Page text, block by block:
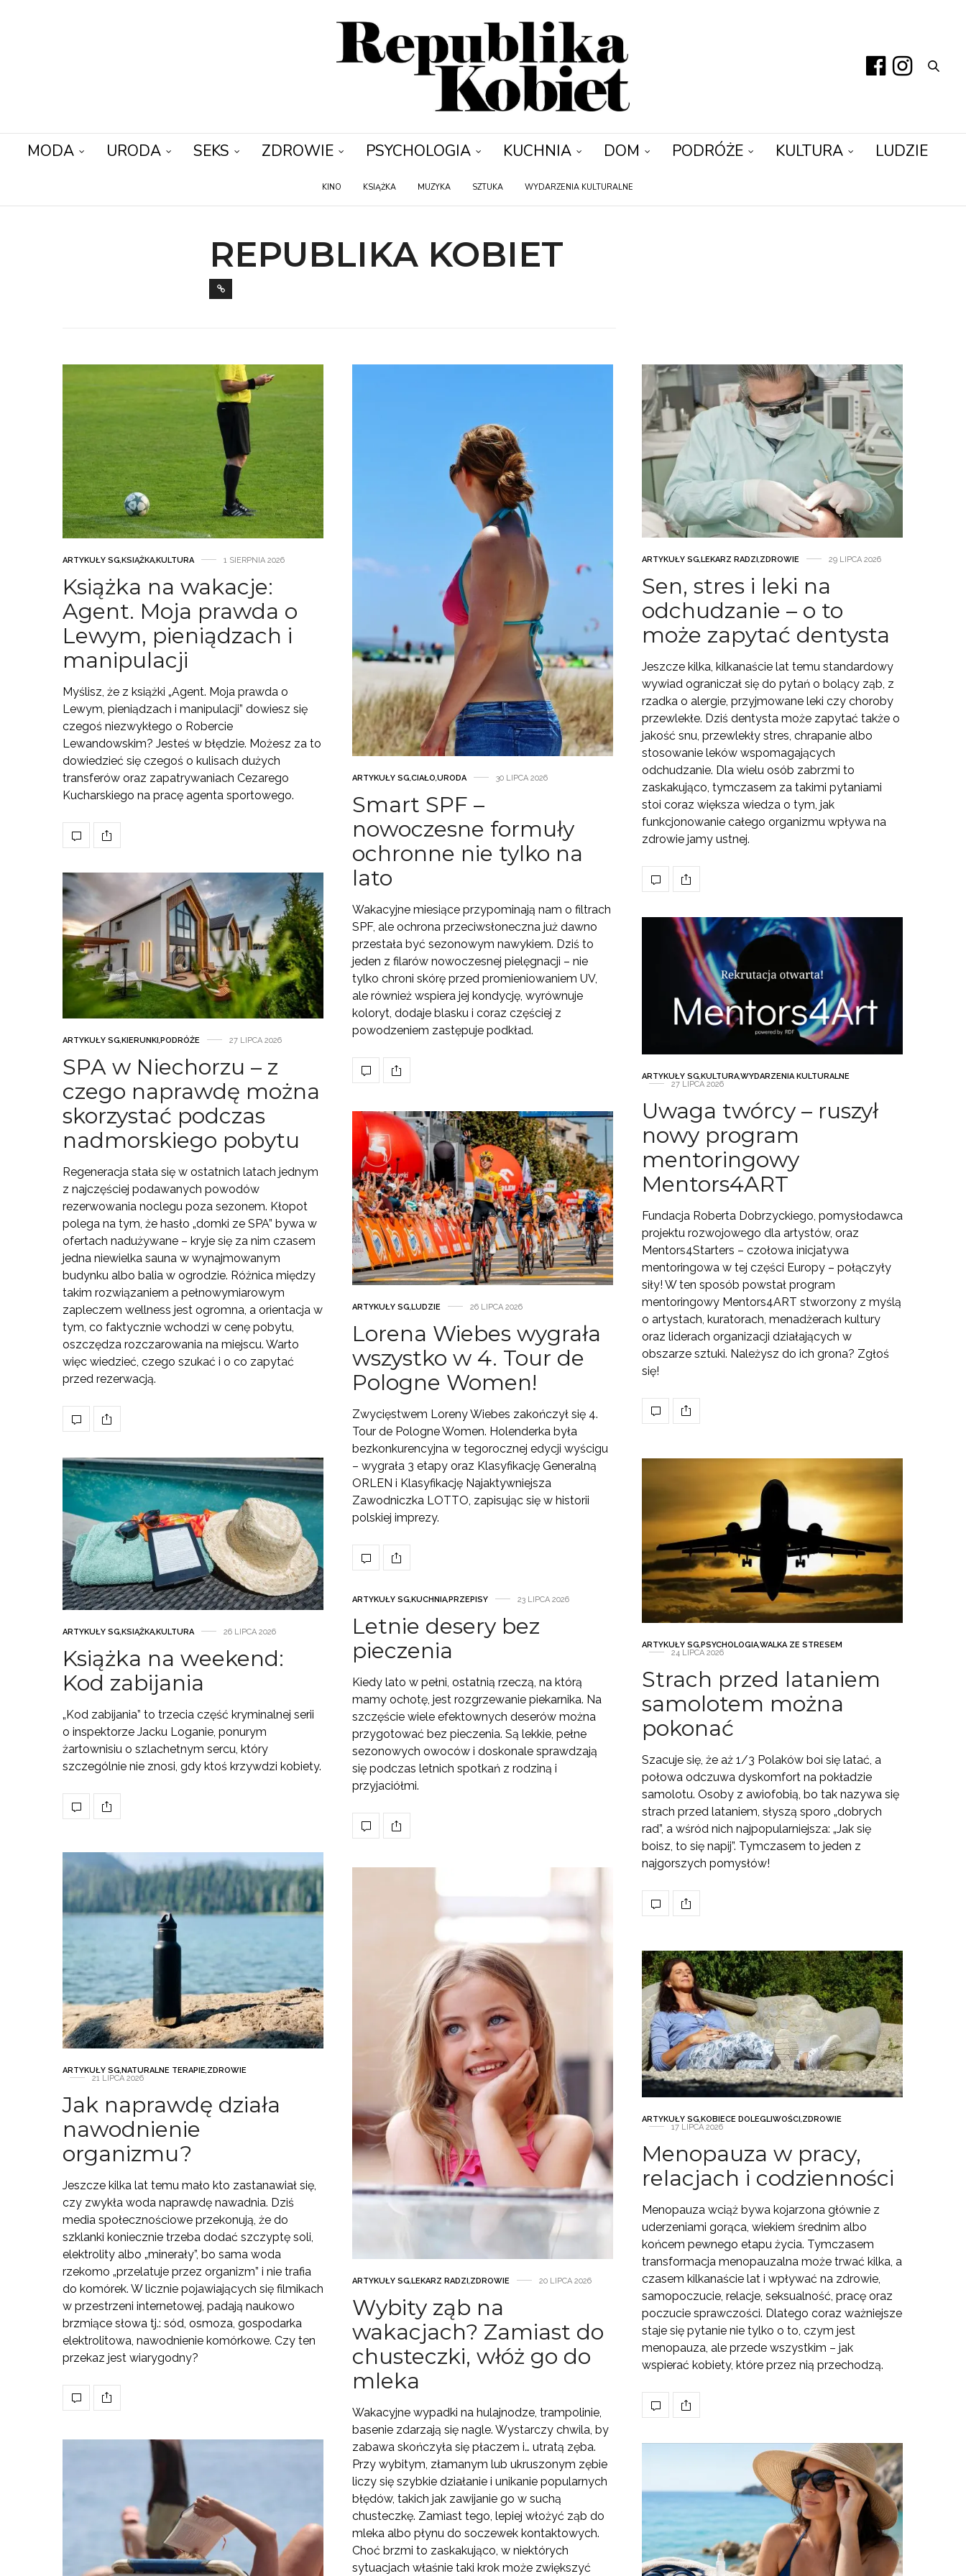
MODA URODA SEKS ZDROWIE PSYCHOLOGIA KUCHNIA DOM PODRÓŻE KULTURA LUDZIE
KINO KSIĄŻKA MUZYKA SZTUKA WYDARZENIA KULTURALNE
REPUBLIKA KOBIET
ARTYKUŁY SG,KSIĄŻKA,KULTURA 1 SIERPNIA 2026
Książka na wakacje:
Agent. Moja prawda o
Lewym, pieniądzach i
manipulacji
Myślisz, że z książki „Agent. Moja prawda o
Lewym, pieniądzach i manipulacji” dowiesz się
czegoś niezwykłego o Robercie
Lewandowskim? Jesteś w błędzie. Możesz za to
dowiedzieć się czegoś o kulisach dużych
transferów oraz zapatrywaniach Cezarego
Kucharskiego na pracę agenta sportowego.
ARTYKUŁY SG,CIAŁO,URODA 30 LIPCA 2026
Smart SPF –
nowoczesne formuły
ochronne nie tylko na
lato
Wakacyjne miesiące przypominają nam o filtrach
SPF, ale ochrona przeciwsłoneczna już dawno
przestała być sezonowym nawykiem. Dziś to
jeden z filarów nowoczesnej pielęgnacji – nie
tylko chroni skórę przed promieniowaniem UV,
ale również wspiera jej kondycję, wyrównuje
koloryt, dodaje blasku i coraz częściej z
powodzeniem zastępuje podkład.
ARTYKUŁY SG,LEKARZ RADZI ,ZDROWIE 29 LIPCA 2026
Sen, stres i leki na
odchudzanie – o to
może zapytać dentysta
Jeszcze kilka, kilkanaście lat temu standardowy
wywiad ograniczał się do pytań o bolący ząb, z
rzadka o alergie, przyjmowane leki czy choroby
przewlekłe. Dziś dentysta może zapytać także o
jakość snu, przewlekły stres, chrapanie albo
stosowanie leków wspomagających
odchudzanie. Dla wielu osób zabrzmi to
zaskakująco, tymczasem za takimi pytaniami
stoi coraz większa wiedza o tym, jak
funkcjonowanie całego organizmu wpływa na
zdrowie jamy ustnej.
ARTYKUŁY SG,KIERUNKI ,PODRÓŻE 27 LIPCA 2026
SPA w Niechorzu – z
czego naprawdę można
skorzystać podczas
nadmorskiego pobytu
Regeneracja stała się w ostatnich latach jednym
z najczęściej podawanych powodów
rezerwowania noclegu poza sezonem. Kłopot
polega na tym, że hasło „domki ze SPA” bywa w
ofertach nadużywane – kryje się za nim czasem
jedna niewielka sauna w wynajmowanym
budynku albo balia w ogrodzie. Różnica między
takim rozwiązaniem a pełnowymiarowym
zapleczem wellness jest ogromna, a orientacja w
tym, co faktycznie wchodzi w cenę pobytu,
oszczędza rozczarowania na miejscu. Warto
więc wiedzieć, czego szukać i o co zapytać
przed rezerwacją.
ARTYKUŁY SG KULTURAWYDARZENIA KULTURALNE
27 LIPCA 2026
Uwaga twórcy – ruszył
nowy program
mentoringowy
Mentors4ART
Fundacja Roberta Dobrzyckiego, pomysłodawca
projektu rozwojowego dla artystów, oraz
Mentors4Starters – czołowa inicjatywa
mentoringowa w tej części Europy – połączyły
siły! W ten sposób powstał program
mentoringowy Mentors4ART stworzony z myślą
o artystach, kuratorach, menadżerach kultury
oraz liderach organizacji działających w
obszarze sztuki. Należysz do ich grona? Zgłoś
się!
ARTYKUŁY SG,LUDZIE 26 LIPCA 2026
Lorena Wiebes wygrała
wszystko w 4. Tour de
Pologne Women!
Zwycięstwem Loreny Wiebes zakończył się 4.
Tour de Pologne Women. Holenderka była
bezkonkurencyjna w tegorocznej edycji wyścigu
– wygrała 3 etapy oraz Klasyfikację Generalną
ORLEN i Klasyfikację Najaktywniejsza
Zawodniczka LOTTO, zapisując się w historii
polskiej imprezy.
ARTYKUŁY SG,KSIĄŻKA,KULTURA 26 LIPCA 2026
Książka na weekend:
Kod zabijania
„Kod zabijania” to trzecia część kryminalnej serii
o inspektorze Jacku Loganie, ponurym
żartownisiu o szlachetnym sercu, który
szczególnie nie znosi, gdy ktoś krzywdzi kobiety.
ARTYKUŁY SG,PSYCHOLOGIA,WALKA ZE STRESEM
24 LIPCA 2026
Strach przed lataniem
samolotem można
pokonać
Szacuje się, że aż 1/3 Polaków boi się latać, a
połowa odczuwa dyskomfort na pokładzie
samolotu. Osoby z awiofobią, bo tak nazywa się
strach przed lataniem, słyszą sporo „dobrych
rad”, a wśród nich najpopularniejsza: „Jak się
boisz, to się napij”. Tymczasem to jeden z
najgorszych pomysłów!
ARTYKUŁY SG,KUCHNIA,PRZEPISY 23 LIPCA 2026
Letnie desery bez
pieczenia
Kiedy lato w pełni, ostatnią rzeczą, na którą
mamy ochotę, jest rozgrzewanie piekarnika. Na
szczęście wiele efektownych deserów można
przygotować bez pieczenia. Są lekkie, pełne
sezonowych owoców i doskonale sprawdzają
się podczas letnich spotkań z rodziną i
przyjaciółmi.
ARTYKUŁY SG,NATURALNE TERAPIE,ZDROWIE
21 LIPCA 2026
Jak naprawdę działa
nawodnienie
organizmu?
Jeszcze kilka lat temu mało kto zastanawiał się,
czy zwykła woda naprawdę nawadnia. Dziś
media społecznościowe przekonują, że do
szklanki koniecznie trzeba dodać szczyptę soli,
elektrolity albo „minerały”, bo sama woda
rzekomo „przelatuje przez organizm” i nie trafia
do komórek. W licznie pojawiających się filmikach
w przestrzeni internetowej, padają naukowo
brzmiące słowa tj.: sód, osmoza, gospodarka
elektrolitowa, nawodnienie komórkowe. Czy ten
przekaz jest wiarygodny?
ARTYKUŁY SG,LEKARZ RADZI,ZDROWIE 20 LIPCA 2026
Wybity ząb na
wakacjach? Zamiast do
chusteczki, włóż go do
mleka
Wakacyjne wypadki na hulajnodze, trampolinie,
basenie zdarzają się nagle. Wystarczy chwila, by
zabawa skończyła się płaczem i… utratą zęba.
Przy wybitym, złamanym lub ukruszonym zębie
liczy się szybkie działanie i unikanie popularnych
błędów, takich jak zawijanie go w suchą
chusteczkę. Zamiast tego, lepiej włożyć ząb do
mleka albo płynu do soczewek kontaktowych.
Choć brzmi to zaskakująco, w niektórych
sytuacjach właśnie taki krok może zwiększyć
ARTYKUŁY SG,KOBIECE DOLEGLIWOŚCI ,ZDROWIE
17 LIPCA 2026
Menopauza w pracy,
relacjach i codzienności
Menopauza wciąż bywa kojarzona głównie z
uderzeniami gorąca, wiekiem średnim albo
końcem pewnego etapu życia. Tymczasem
transformacja menopauzalna może trwać kilka, a
czasem kilkanaście lat i wpływać na zdrowie,
samopoczucie, relacje, seksualność, pracę oraz
poczucie sprawczości. Dlatego coraz ważniejsze
staje się pytanie nie tylko o to, czym jest
menopauza, ale przede wszystkim – jak
wspierać kobiety, które przez nią przechodzą.